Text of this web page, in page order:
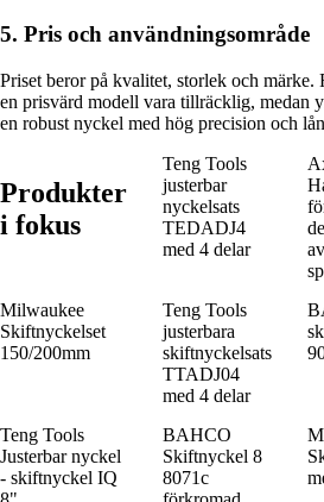
5. Pris och användningsområde
Priset beror på kvalitet, storlek och
en prisvärd modell vara tillräcklig, medan
en robust nyckel med hög precision och
Produkter
i fokus
Teng Tools
justerbar
nyckelsats
TEDADJ4
med 4 delar
av
Milwaukee
Skiftnyckelset
150/200mm
Teng Tools
justerbara
skiftnyckelsats
TTADJ04
med 4 delar
Teng Tools
Justerbar nyckel
- skiftnyckel IQ
BAHCO
Skiftnyckel 8
8071c